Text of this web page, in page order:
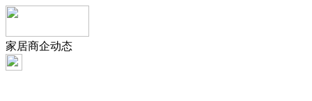
家居商企动态